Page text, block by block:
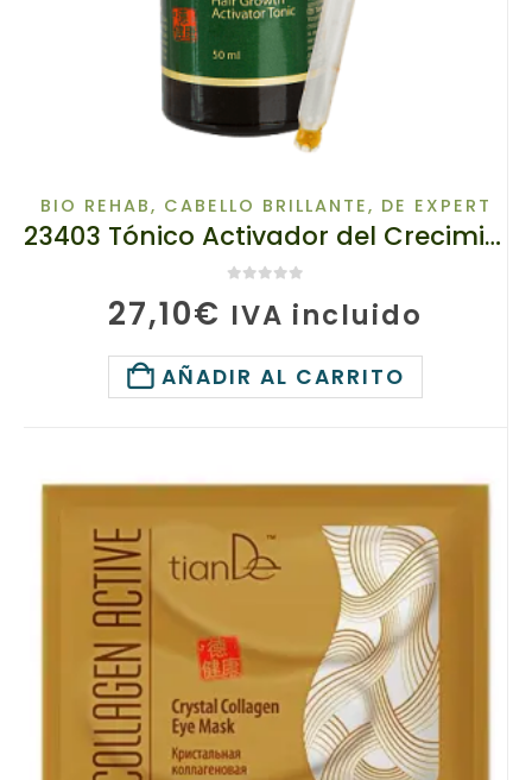
BIO REHAB, CABELLO BRILLANTE, DE EXPERT
23403 Tónico Activador del Crecimiento del Cabello Bio Rehab TIANDE 50g
27,10€ IVA incluido
AÑADIR AL CARRITO